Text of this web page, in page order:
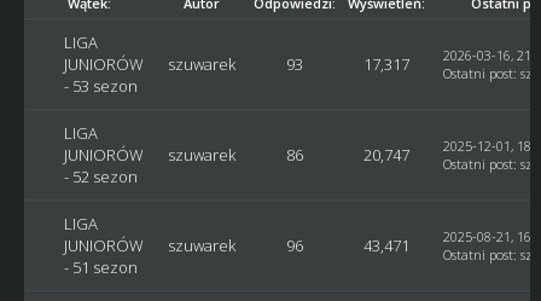
LIGA
JUNIORÓW
- 53 sezon
szuwarek 93 17,317
2026-03-16,
Ostatni post:
LIGA
JUNIORÓW
- 52 sezon
szuwarek 86 20,747
2025-12-01,
Ostatni post:
LIGA
JUNIORÓW
- 51 sezon
szuwarek 96 43,471
2025-08-21,
Ostatni post: